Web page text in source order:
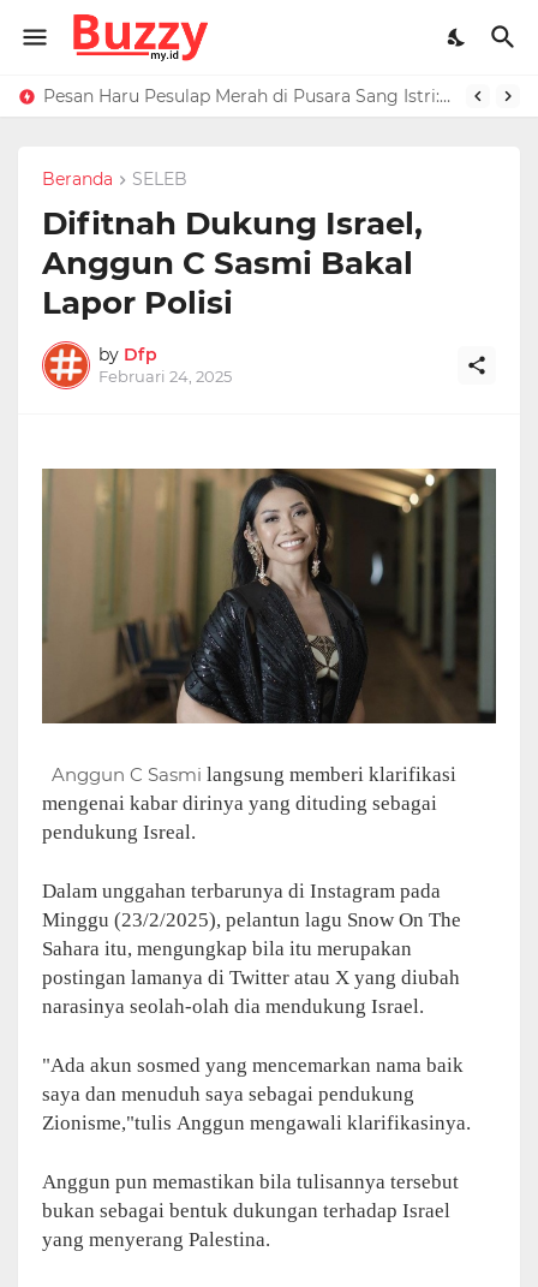
Pesan Haru Pesulap Merah di Pusara Sang Istri: Sekarang Kamu Enggak Perlu Sakit Disuntik Lagi
Raffi Ahmad Masih di LN, Kirim Rp 1 M ke Jeje Buat Korban Longsor Bandung Barat
Beranda SELEB
Difitnah Dukung Israel,
Anggun C Sasmi Bakal
Lapor Polisi
by Dfp
Februari 24, 2025
Anggun C Sasmi langsung memberi klarifikasi
mengenai kabar dirinya yang dituding sebagai
pendukung Isreal.
Dalam unggahan terbarunya di Instagram pada
Minggu (23/2/2025), pelantun lagu Snow On The
Sahara itu, mengungkap bila itu merupakan
postingan lamanya di Twitter atau X yang diubah
narasinya seolah-olah dia mendukung Israel.
"Ada akun sosmed yang mencemarkan nama baik
saya dan menuduh saya sebagai pendukung
Zionisme,"tulis Anggun mengawali klarifikasinya.
Anggun pun memastikan bila tulisannya tersebut
bukan sebagai bentuk dukungan terhadap Israel
yang menyerang Palestina.